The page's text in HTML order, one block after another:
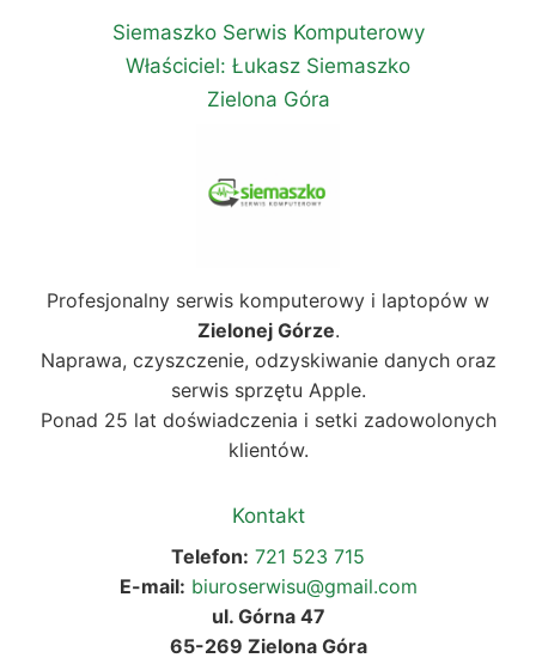
Siemaszko Serwis Komputerowy
Właściciel: Łukasz Siemaszko
Zielona Góra
Profesjonalny serwis komputerowy i laptopów w
Zielonej Górze.
Naprawa, czyszczenie, odzyskiwanie danych oraz
serwis sprzętu Apple.
Ponad 25 lat doświadczenia i setki zadowolonych
klientów.
Kontakt
Telefon: 721 523 715
E-mail: biuroserwisu@gmail.com
ul. Górna 47
65-269 Zielona Góra